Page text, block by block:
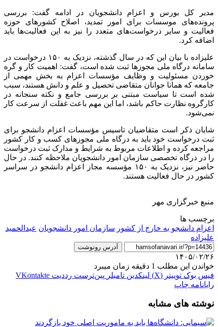
مدیر کل بورس و اعزام دانشجویان در ادامه گفت: بررسی
پرونده‌های موسسات برای امور تمدید، اصلاح کشورهای حوزه
فعالیت و سایر درخواست‌های متعدد را نیز به این فعالیت‌ها باید
اضافه کرد.
علیزاده با بیان این که در سال گذشته، نزدیک به ۱۵۰ درخواست در
سامانه درگاه ملی مجوزها ثبت شده است، گفت: اهمیت کار و گره
خوردن مسئولیت و وظایف مؤسسات اعزام به بخش مهمی از
جامعه که همانا جوانان متقاضی تحصیل و علم و دانش هستند، سبب
شده است تا سیاست مبتنی بر بررسی جامع و نکته سنجانه در
کارگروه نظارت حاکم باشد، اما این مهم باعث غفلت از سرعت کار
نمی‌شود.
شایان ذکر است متقاضیان تاسیس مؤسسات اعزام دانشجو برای
ثبت درخواست خود باید به درگاه ملی مجوزهای کسب و کار کشور
مراجعه کرده و اطلاعات مربوط به شرایط و مدارک ثبت درخواست
را در درگاه تخصصی سازمان امور دانشجویان ملاحظه کنند. در حال
حاضر نیز، نزدیک به ۱۵۰ مؤسسه مجاز اعزام دانشجو در سراسر
کشور در حال فعالیت هستند.
منبع خبرگزاری مهر
برچسب ها
اعزام دانشجو به خارج از کشور سازمان امور دانشجویان عبدالحمید
علیزاده
آدرس رونوشت
۱۴۰۵/۰۲/۲۶
خواندن این مطلب 1 دقیقه زمان میبرد
فیس بوک توییتر (X) لینکدین ‫تامبلر ‫پین‌ترست ‫رددیت ‫VKontakte
رایانامه چاپ
نوشته های مشابه